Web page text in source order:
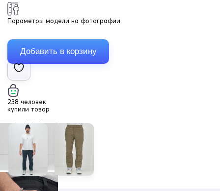
Параметры модели на фотографии:
238 человек
купили товар